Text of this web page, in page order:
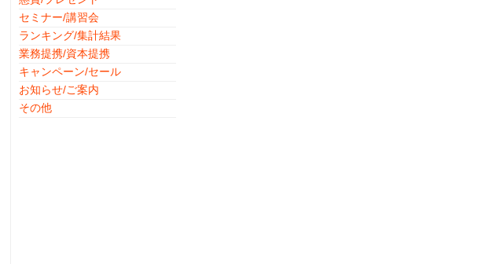
セミナー/講習会
ランキング/集計結果
業務提携/資本提携
キャンペーン/セール
お知らせ/ご案内
その他